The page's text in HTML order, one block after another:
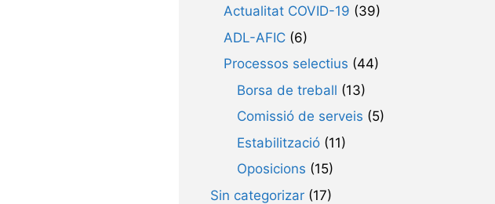
Actualitat COVID-19 (39)
ADL-AFIC(6)
Processos selectius (44)
Borsa de treball (13)
Comissió de serveis (5)
Estabilització(11)
Oposicions (15)
Sin categorizar(17)